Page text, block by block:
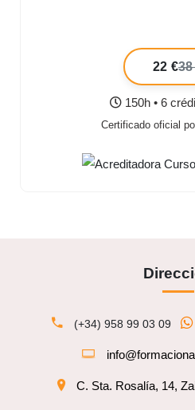
22 €38
150h • 6
Certificado oficial
(+34) 958 99 03 09
C. Sta. Rosalía, 14,